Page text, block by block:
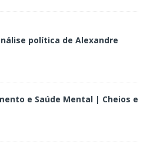
política de Alexandre
e Saúde Mental | Cheios e